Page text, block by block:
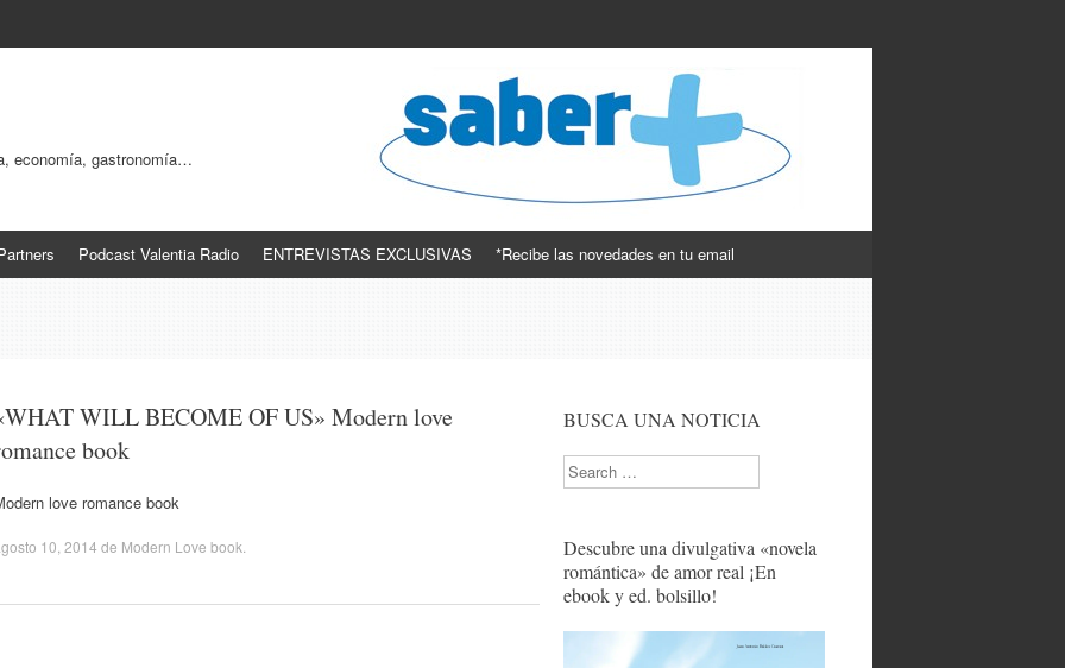
economía, gastronomía…
Podcast Valentia Radio ENTREVISTAS EXCLUSIVAS *Recibe las novedades en tu email
WILL BECOME OF US» Modern love
book
love romance book
10, 2014 de Modern Love book
BUSCA UNA NOTICIA
Search
Descubre una divulgativa «novela
romántica» de amor real ¡En
ebook y ed. bolsillo!